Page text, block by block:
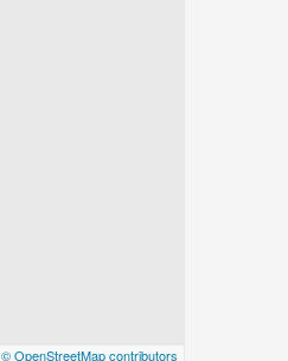
© OpenStreetMap contributors